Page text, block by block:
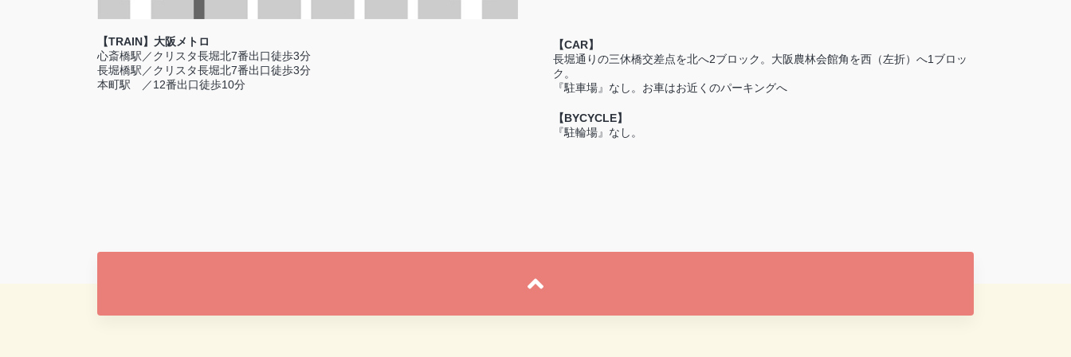
【TRAIN】大阪メトロ
心斎橋駅／クリスタ長堀北7番出口徒歩3分
長堀橋駅／クリスタ長堀北7番出口徒歩3分
本町駅 ／12番出口徒歩10分
【CAR】
長堀通りの三休橋交差点を北へ2ブロック。大阪農林会館角を西（左折）へ1ブロッ
ク。
『駐車場』なし。お車はお近くのパーキングへ
【BYCYCLE】
『駐輪場』なし。